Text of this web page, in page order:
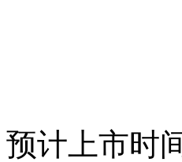
预计上市时